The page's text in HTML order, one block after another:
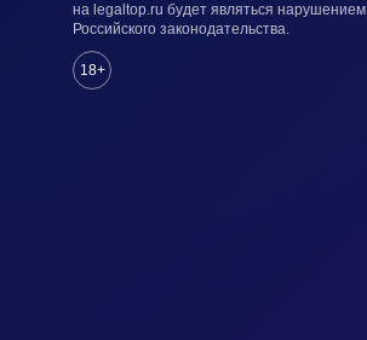
на legaltop.ru будет являться нарушением
Российского законодательства.
18+